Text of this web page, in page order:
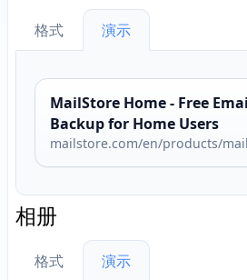
格式 演示
MailStore Home - Free
Backup for Home Users
mailstore.com/en/products/
相册
格式 演示